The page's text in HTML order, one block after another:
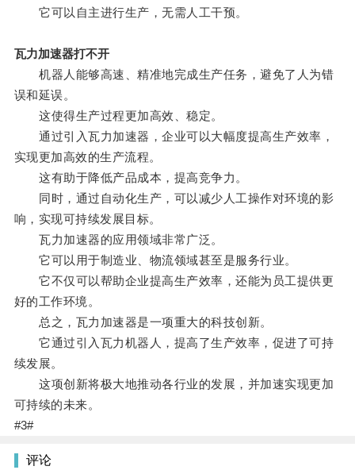
它可以自主进行生产，无需人工干预。
瓦力加速器打不开
机器人能够高速、精准地完成生产任务，避免了人为错
误和延误。
这使得生产过程更加高效、稳定。
通过引入瓦力加速器，企业可以大幅度提高生产效率，
实现更加高效的生产流程。
这有助于降低产品成本，提高竞争力。
同时，通过自动化生产，可以减少人工操作对环境的影
响，实现可持续发展目标。
瓦力加速器的应用领域非常广泛。
它可以用于制造业、物流领域甚至是服务行业。
它不仅可以帮助企业提高生产效率，还能为员工提供更
好的工作环境。
总之，瓦力加速器是一项重大的科技创新。
它通过引入瓦力机器人，提高了生产效率，促进了可持
续发展。
这项创新将极大地推动各行业的发展，并加速实现更加
可持续的未来。
#3#
评论